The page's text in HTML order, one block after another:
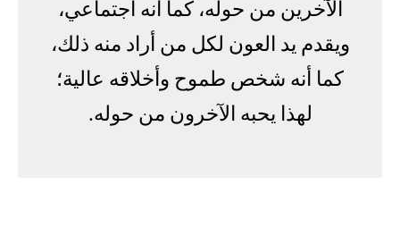
الآخرين من حوله، كما أنه اجتماعي،
ويقدم يد العون لكل من أراد منه ذلك،
كما أنه شخص طموح وأخلاقه عالية؛
لهذا يحبه الآخرون من حوله.